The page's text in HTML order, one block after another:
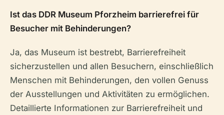
Ist das DDR Museum Pforzheim barrierefrei für
Besucher mit Behinderungen?
Ja, das Museum ist bestrebt, Barrierefreiheit
sicherzustellen und allen Besuchern, einschließlich
Menschen mit Behinderungen, den vollen Genuss
der Ausstellungen und Aktivitäten zu ermöglichen.
Detaillierte Informationen zur Barrierefreiheit und